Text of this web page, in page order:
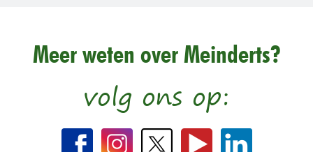
Meer weten over Meinderts?
volg ons op: